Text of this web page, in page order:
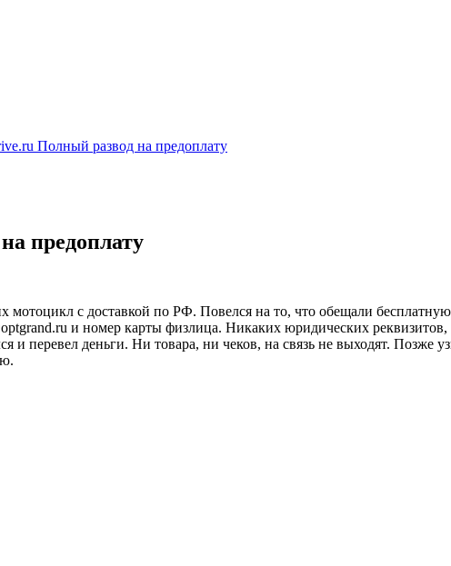
Полный развод на предоплату
предоплату
мотоцикл с доставкой по РФ. Повелся на то, что обещали
и номер карты физлица. Никаких юридических
и перевел деньги. Ни товара, ни чеков, на связь не выходят. Позже